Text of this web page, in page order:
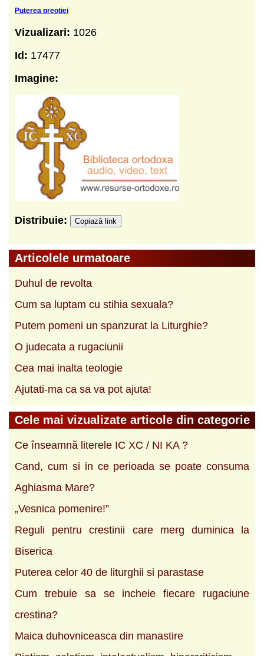
Puterea preotiei
Vizualizari: 1026
Id: 17477
Imagine:
Distribuie: Copiază link
Articolele urmatoare
Duhul de revolta
Cum sa luptam cu stihia sexuala?
Putem pomeni un spanzurat la Liturghie?
O judecata a rugaciunii
Cea mai inalta teologie
Ajutati-ma ca sa va pot ajuta!
Cele mai vizualizate articole din categorie
Ce înseamnă literele IC XC / NI KA ?
Cand, cum si in ce perioada se poate consuma
Aghiasma Mare?
„Vesnica pomenire!”
Reguli pentru crestinii care merg duminica la
Biserica
Puterea celor 40 de liturghii si parastase
Cum trebuie sa se incheie fiecare rugaciune
crestina?
Maica duhovniceasca din manastire